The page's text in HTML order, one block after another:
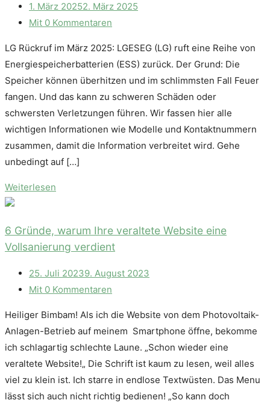
1. März 20252. März 2025
Mit 0 Kommentaren
LG Rückruf im März 2025: LGESEG (LG) ruft eine Reihe von
Energiespeicherbatterien (ESS) zurück. Der Grund: Die
Speicher können überhitzen und im schlimmsten Fall Feuer
fangen. Und das kann zu schweren Schäden oder
schwersten Verletzungen führen. Wir fassen hier alle
wichtigen Informationen wie Modelle und Kontaktnummern
zusammen, damit die Information verbreitet wird. Gehe
unbedingt auf […]
Weiterlesen
6 Gründe, warum Ihre veraltete Website eine
Vollsanierung verdient
25. Juli 20239. August 2023
Mit 0 Kommentaren
Heiliger Bimbam! Als ich die Website von dem Photovoltaik-
Anlagen-Betrieb auf meinem Smartphone öffne, bekomme
ich schlagartig schlechte Laune. „Schon wieder eine
veraltete Website!„ Die Schrift ist kaum zu lesen, weil alles
viel zu klein ist. Ich starre in endlose Textwüsten. Das Menu
lässt sich auch nicht richtig bedienen! „So kann doch